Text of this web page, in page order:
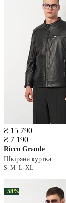
₴ 15 790
₴ 7 190
Ricco Grande
Шкіряна куртка
S M L XL
−58%